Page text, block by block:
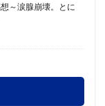
～涙腺崩壊。とに